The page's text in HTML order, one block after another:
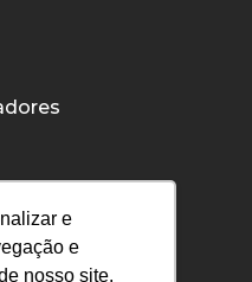
e
e
nosso site.